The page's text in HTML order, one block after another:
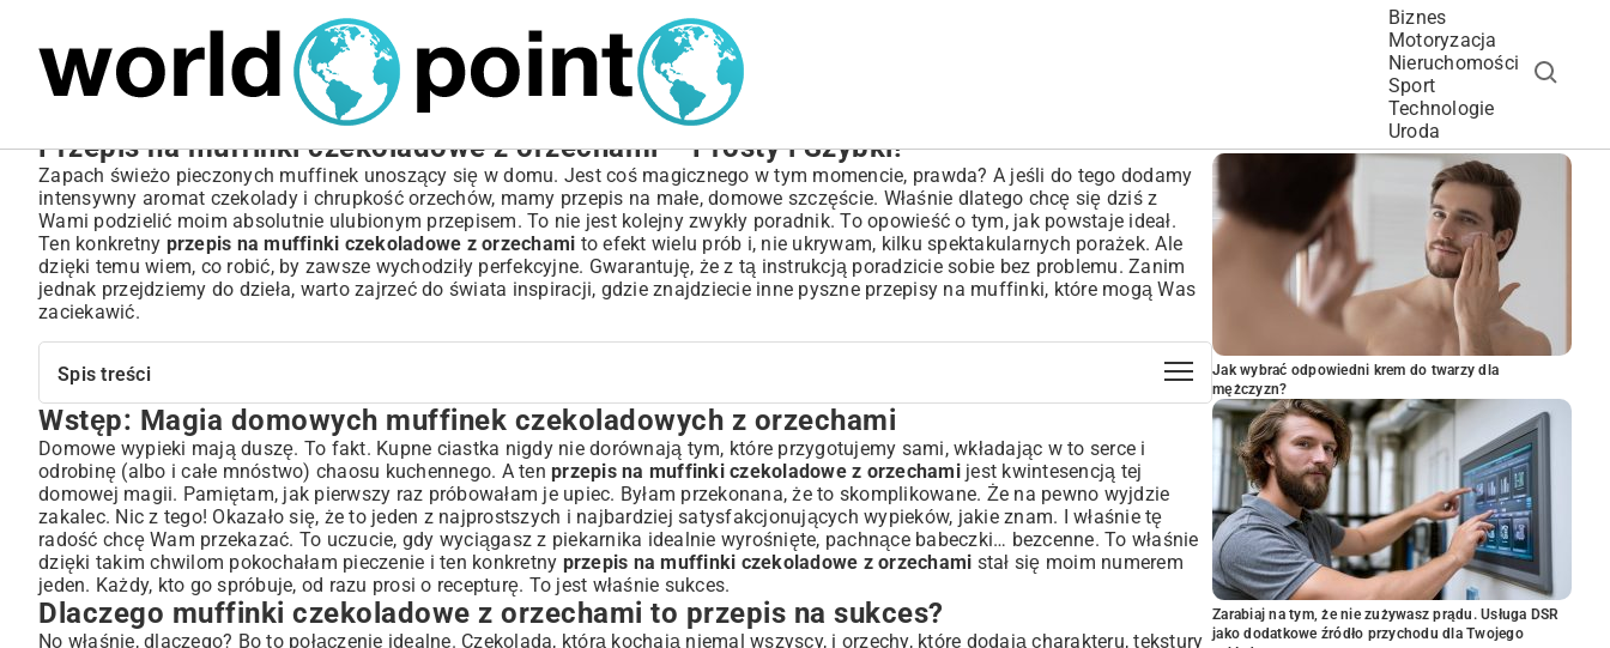
Biznes
Motoryzacja
Nieruchomości
Sport
Technologie
Uroda
Przepis na muffinki czekoladowe z orzechami – Prosty i Szybki!
Zapach świeżo pieczonych muffinek unoszący się w domu. Jest coś magicznego w tym momencie, prawda? A jeśli do tego dodamy
intensywny aromat czekolady i chrupkość orzechów, mamy przepis na małe, domowe szczęście. Właśnie dlatego chcę się dziś z
Wami podzielić moim absolutnie ulubionym przepisem. To nie jest kolejny zwykły poradnik. To opowieść o tym, jak powstaje ideał.
Ten konkretny przepis na muffinki czekoladowe z orzechami to efekt wielu prób i, nie ukrywam, kilku spektakularnych porażek. Ale
dzięki temu wiem, co robić, by zawsze wychodziły perfekcyjne. Gwarantuję, że z tą instrukcją poradzicie sobie bez problemu. Zanim
jednak przejdziemy do dzieła, warto zajrzeć do świata inspiracji, gdzie znajdziecie inne pyszne przepisy na muffinki, które mogą Was
zaciekawić.
Spis treści
Wstęp: Magia domowych muffinek czekoladowych z orzechami
Dlaczego muffinki czekoladowe z orzechami to przepis na sukces?
Składniki kluczem do idealnego smaku
Niezbędne produkty mokre i suche
Jakie orzechy wybrać do muffinek?
Czekolada: Gorzka, mleczna, a może biała?
Przepis krok po kroku: Perfekcyjne muffinki w Twojej kuchni
Przygotowanie składników i formy
Tajniki łączenia ciasta na muffinki
Wstęp: Magia domowych muffinek czekoladowych z orzechami
Domowe wypieki mają duszę. To fakt. Kupne ciastka nigdy nie dorównają tym, które przygotujemy sami, wkładając w to serce i
odrobinę (albo i całe mnóstwo) chaosu kuchennego. A ten przepis na muffinki czekoladowe z orzechamijest kwintesencją tej
domowej magii. Pamiętam, jak pierwszy raz próbowałam je upiec. Byłam przekonana, że to skomplikowane. Że na pewno wyjdzie
zakalec. Nic z tego! Okazało się, że to jeden z najprostszych i najbardziej satysfakcjonujących wypieków, jakie znam. I właśnie tę
radość chcę Wam przekazać. To uczucie, gdy wyciągasz z piekarnika idealnie wyrośnięte, pachnące babeczki… bezcenne. To właśnie
dzięki takim chwilom pokochałam pieczenie i ten konkretny przepis na muffinki czekoladowe z orzechami stał się moim numerem
jeden. Każdy, kto go spróbuje, od razu prosi o recepturę. To jest właśnie sukces.
Dlaczego muffinki czekoladowe z orzechami to przepis na sukces?
No właśnie, dlaczego? Bo to połączenie idealne. Czekolada, którą kochają niemal wszyscy, i orzechy, które dodają charakteru, tekstury
POPULARNE ARTYKUŁY
Jak wybrać odpowiedni krem do twarzy dla
mężczyzn?
Zarabiaj na tym, że nie zużywasz prądu. Usługa DSR
jako dodatkowe źródło przychodu dla Twojego